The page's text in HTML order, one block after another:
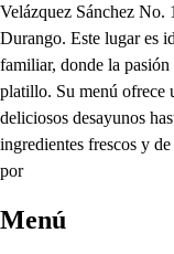
Velázquez Sánchez
Durango. Este lugar es
familiar, donde la pasión
platillo. Su menú ofrece
deliciosos desayunos
ingredientes frescos y
por
Menú